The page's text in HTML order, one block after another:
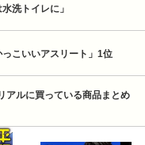
洗トイレに」
っこいいアスリート」1位
アルに買っている商品まとめ